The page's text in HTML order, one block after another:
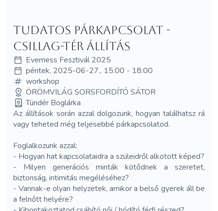
Tudatos párkapcsolat -
Csillag-tér állítás
Everness Fesztivál 2025
péntek, 2025-06-27., 15:00 - 18:00
workshop
ÖRÖMVILÁG SORSFORDÍTÓ SÁTOR
Tündér Boglárka
Az állítások során azzal dolgozunk, hogyan találhatsz rá
vagy teheted még teljesebbé párkapcsolatod.
Foglalkozunk azzal:
- Hogyan hat kapcsolataidra a szüleidről alkotott képed?
- Milyen generációs minták kötődnek a szeretet,
biztonság, intimitás megéléséhez?
- Vannak-e olyan helyzetek, amikor a belső gyerek áll be
a felnőtt helyére?